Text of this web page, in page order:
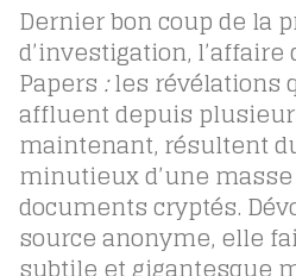
Dernier bon coup de la
d’investigation,
Papers :les révélations
affluent depuis
maintenant, résultent
minutieux d’une
documents cryptés.
source anonyme, elle